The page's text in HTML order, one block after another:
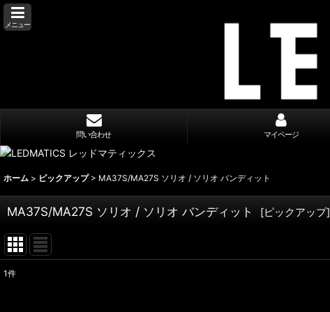
メニュー
問い合わせ マイページ
ホーム > ピックアップ > MA37S/MA27S ソリオ / ソリオ バンディット
MA37S/MA27S ソリオ / ソリオ バンディット [ピックアップ]
1件